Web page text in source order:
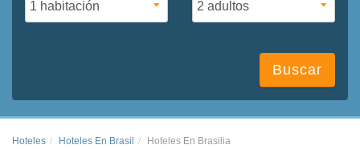
Buscar
Hoteles Hoteles En Brasil Hoteles En Brasilia